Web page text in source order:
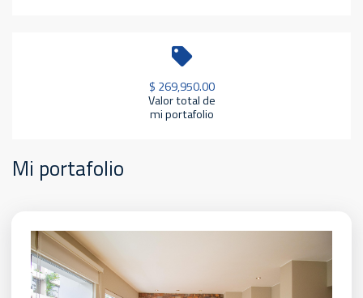
$ 269,950.00
Valor total de
mi portafolio
Mi portafolio